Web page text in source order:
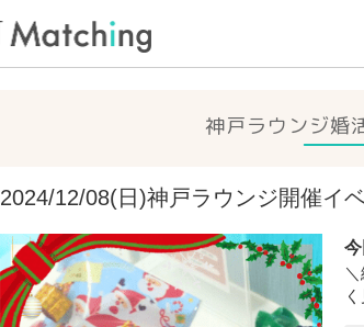
神戸ラウンジ婚
2024/12/08(日)神戸ラウンジ開催イ